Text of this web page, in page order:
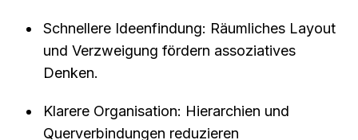
Schnellere Ideenfindung: Räumliches Layout
und Verzweigung fördern assoziatives
Denken.
Klarere Organisation: Hierarchien und
Querverbindungen reduzieren